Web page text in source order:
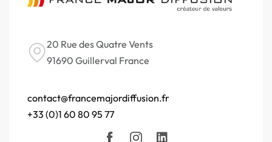
20 Rue des Quatre Vents
91690 Guillerval France
contact@francemajordiffusion.fr
+33 (0)1 60 80 95 77